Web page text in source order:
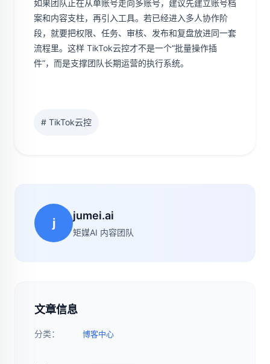
如果团队正在从单账号走向多账号，建议先建立账号档
案和内容支柱，再引入工具。若已经进入多人协作阶
段，就要把权限、任务、审核、发布和复盘放进同一套
流程里。这样 TikTok云控才不是一个“批量操作插
件”，而是支撑团队长期运营的执行系统。
# TikTok云控
j
jumei.ai
矩媒AI 内容团队
文章信息
分类： 博客中心